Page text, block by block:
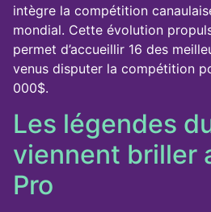
intègre la compétition
mondial. Cette évolution
permet d’accueillir 16 des
venus disputer la compétition
000$.
Les légendes
viennent briller
Pro